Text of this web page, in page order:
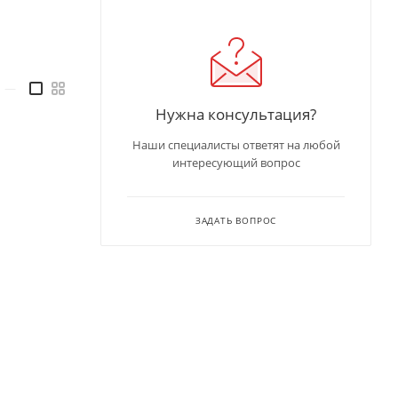
Нужна консультация?
Наши специалисты ответят на любой
интересующий вопрос
ЗАДАТЬ ВОПРОС